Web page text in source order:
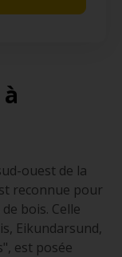
ouest de la
reconnue pour
bois. Celle
Eikundarsund,
est posée